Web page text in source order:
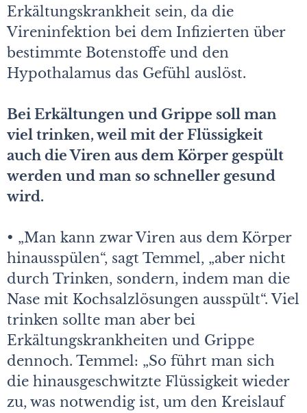
Erkältungskrankheit sein, da die
Vireninfektion bei dem Infizierten über
bestimmte Botenstoffe und den
Hypothalamus das Gefühl auslöst.
Bei Erkältungen und Grippe soll man
viel trinken, weil mit der Flüssigkeit
auch die Viren aus dem Körper gespült
werden und man so schneller gesund
wird.
• „Man kann zwar Viren aus dem Körper
hinausspülen“, sagt Temmel, „aber nicht
durch Trinken, sondern, indem man die
Nase mit Kochsalzlösungen ausspült“. Viel
trinken sollte man aber bei
Erkältungskrankheiten und Grippe
dennoch. Temmel: „So führt man sich
die hinausgeschwitzte Flüssigkeit wieder
zu, was notwendig ist, um den Kreislauf